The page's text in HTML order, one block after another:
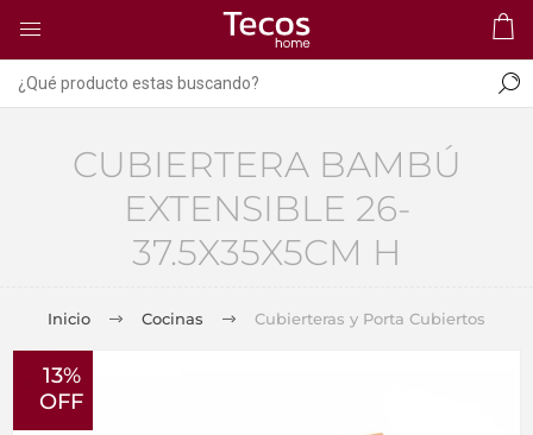
CUBIERTERA BAMBÚ
EXTENSIBLE 26-
37.5X35X5CM H
Inicio Cocinas Cubierteras y Porta Cubiertos
13%
OFF